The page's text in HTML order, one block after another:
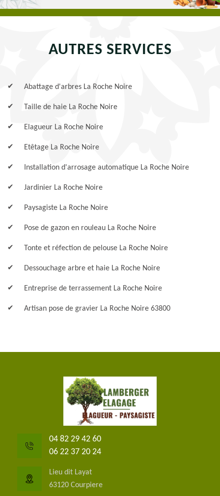
AUTRES SERVICES
Abattage d'arbres La Roche Noire
Taille de haie La Roche Noire
Elagueur La Roche Noire
Etêtage La Roche Noire
Installation d'arrosage automatique La Roche Noire
Jardinier La Roche Noire
Paysagiste La Roche Noire
Pose de gazon en rouleau La Roche Noire
Tonte et réfection de pelouse La Roche Noire
Dessouchage arbre et haie La Roche Noire
Entreprise de terrassement La Roche Noire
Artisan pose de gravier La Roche Noire 63800
04 82 29 42 60
06 22 37 20 24
Lieu dit Layat
63120 Courpiere